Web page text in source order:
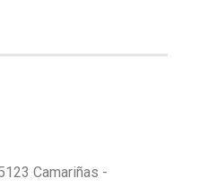
Camariñas -